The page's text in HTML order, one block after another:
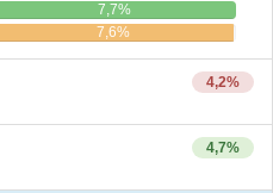
7,7%
7,6%
4,2%
4,7%